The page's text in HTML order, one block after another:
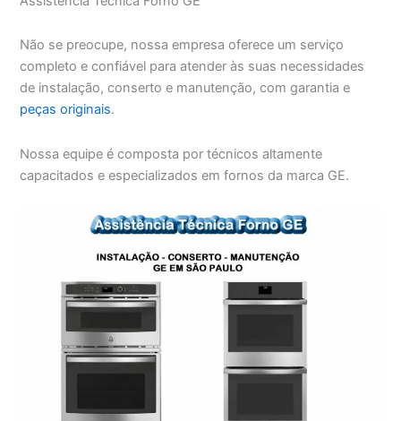
Não se preocupe, nossa empresa oferece um serviço
completo e confiável para atender às suas necessidades
de instalação, conserto e manutenção, com garantia e
peças originais.
Nossa equipe é composta por técnicos altamente
capacitados e especializados em fornos da marca GE.